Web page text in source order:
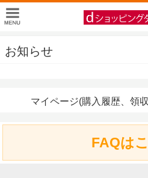
お知らせ
マイページ(購入履歴、領
FAQは